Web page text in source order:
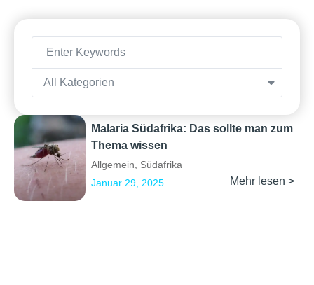
All Kategorien
Malaria Südafrika: Das sollte man zum
Thema wissen
Allgemein, Südafrika
Januar 29, 2025
Mehr lesen >